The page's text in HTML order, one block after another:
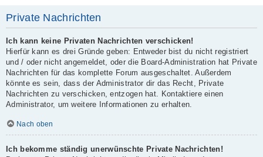
Private Nachrichten
Ich kann keine Privaten Nachrichten verschicken!
Hierfür kann es drei Gründe geben: Entweder bist du nicht registriert
und / oder nicht angemeldet, oder die Board-Administration hat Private
Nachrichten für das komplette Forum ausgeschaltet. Außerdem
könnte es sein, dass der Administrator dir das Recht, Private
Nachrichten zu verschicken, entzogen hat. Kontaktiere einen
Administrator, um weitere Informationen zu erhalten.
Nach oben
Ich bekomme ständig unerwünschte Private Nachrichten!